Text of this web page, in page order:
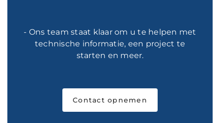
- Ons team staat klaar om u te helpen met
technische informatie, een project te
starten en meer.
Contact opnemen